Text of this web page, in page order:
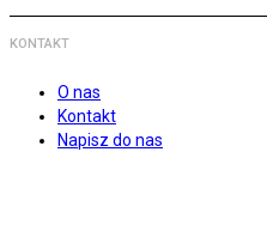
KONTAKT
O nas
Kontakt
Napisz do nas